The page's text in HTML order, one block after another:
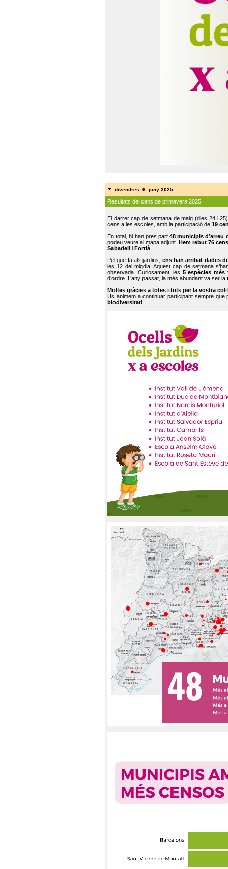
divendres, 6. juny 2025
Resultats del cens de primavera 2025
El darrer cap de setmana de maig (dies 24 i
cens a les escoles, amb la participació de 19
En total, hi han pres part48 municipis d’arreu
podeu veure al mapa adjunt. Hem rebut 76
Sabadell
i Fortià.
Pel que fa als jardins, ens han arribat dades
les 12 del migdia. Aquest cap de setmana
observada. Curiosament, les 5 espècies més
d’ordre. L’any passat, la més abundant va ser la
Moltes gràcies a totes i tots per la vostra
Us animem a continuar participant sempre que
biodiversitat!